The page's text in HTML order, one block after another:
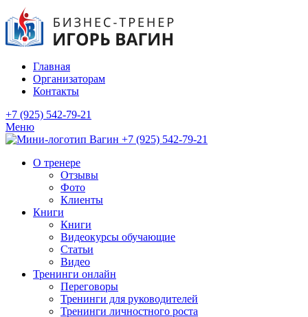
Главная
Организаторам
Контакты
+7 (925) 542-79-21
Меню
+7 (925) 542-79-21
О тренере
Отзывы
Фото
Клиенты
Книги
Книги
Видеокурсы обучающие
Статьи
Видео
Тренинги онлайн
Переговоры
Тренинги для руководителей
Тренинги личностного роста